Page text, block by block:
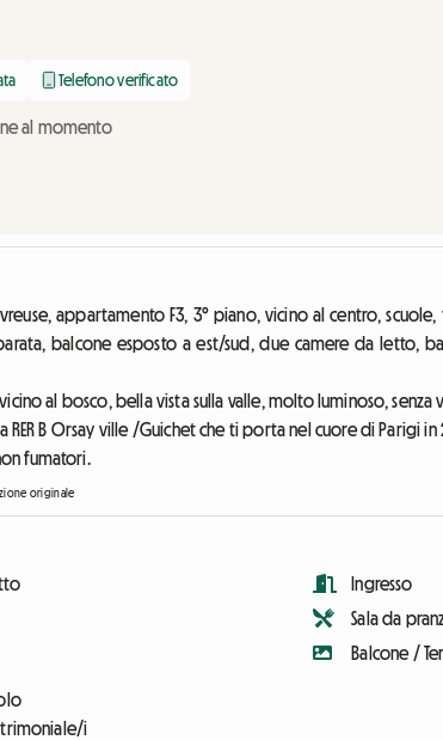
Telefono verificato
al momento
appartamento F3, 3° piano, vicino al centro,
balcone esposto a est/sud, due camere da letto,
al bosco, bella vista sulla valle, molto luminoso, senza
RER B Orsay ville /Guichet che ti porta nel cuore di Parigi
fumatori.
originale
Ingresso
Sala da
Balcone /
i